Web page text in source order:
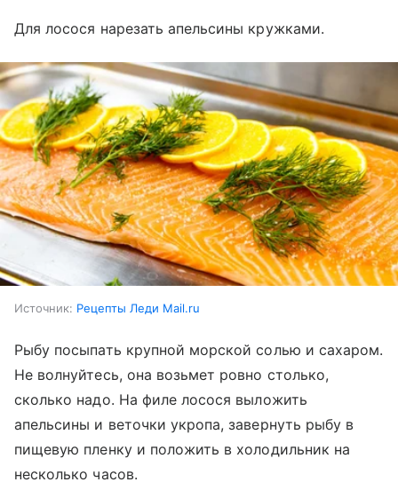
Для лосося нарезать апельсины кружками.
Источник: Рецепты Леди Mail.ru
Рыбу посыпать крупной морской солью и сахаром.
Не волнуйтесь, она возьмет ровно столько,
сколько надо. На филе лосося выложить
апельсины и веточки укропа, завернуть рыбу в
пищевую пленку и положить в холодильник на
несколько часов.